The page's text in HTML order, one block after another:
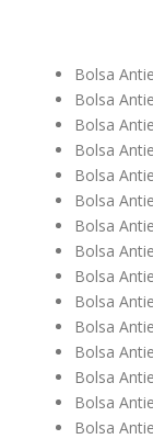
Bolsa
Bolsa
Bolsa
Bolsa
Bolsa
Bolsa
Bolsa
Bolsa
Bolsa
Bolsa
Bolsa
Bolsa
Bolsa
Bolsa
Bolsa